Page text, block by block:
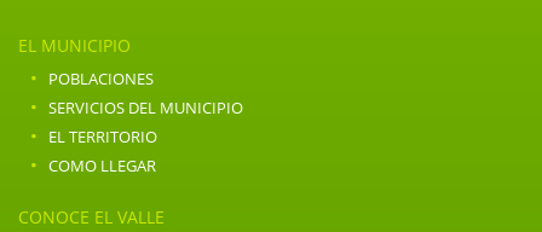
EL MUNICIPIO
· POBLACIONES
· SERVICIOS DEL MUNICIPIO
· EL TERRITORIO
· COMO LLEGAR
CONOCE EL VALLE